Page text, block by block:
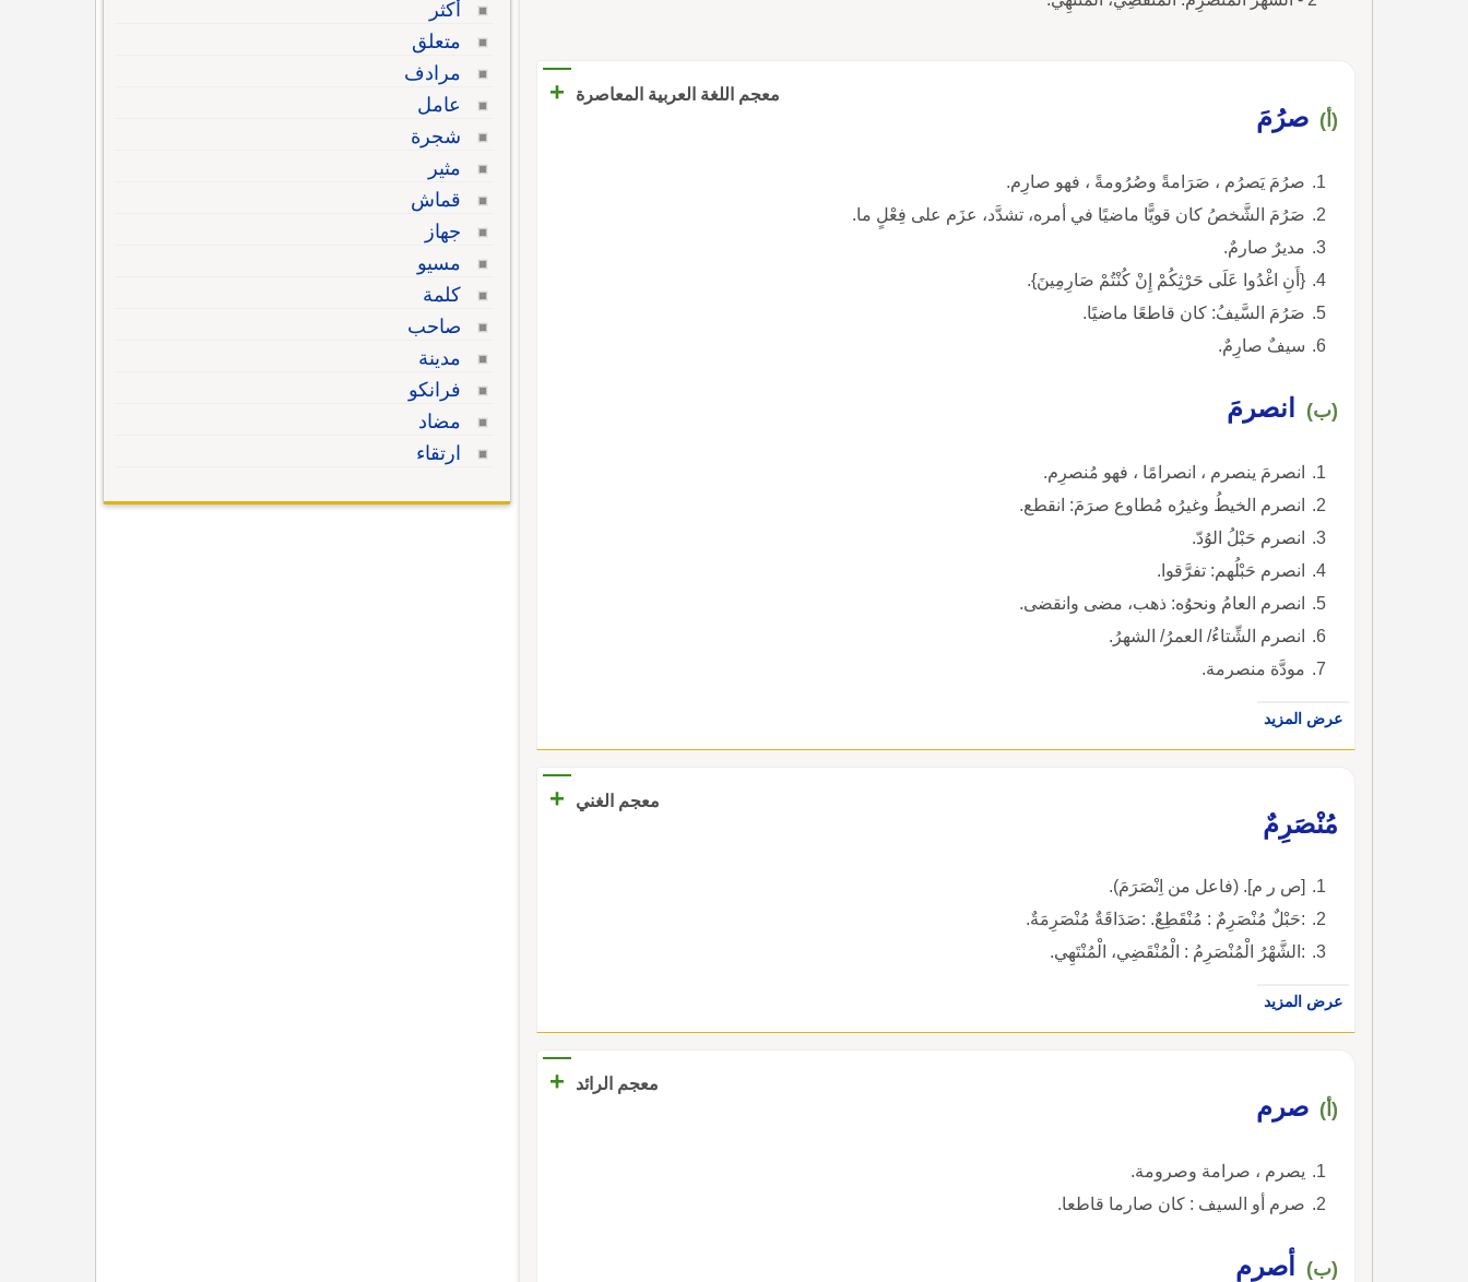
معجم اللغة العربية المعاصرة +
(أ) صرُمَ
صرُمَ يَصرُم ، صَرَامةً وصُرُومةً ، فهو صارِم.
صَرُمَ الشَّخصُ كان قويًّا ماضيًا في أمره، تشدَّد، عزَم على فِعْلٍ ما.
مديرٌ صارمٌ.
{أَنِ اغْدُوا عَلَى حَرْثِكُمْ إِنْ كُنْتُمْ صَارِمِينَ}.
صَرُمَ السَّيفُ: كان قاطعًا ماضيًا.
سيفٌ صارِمٌ.
(ب) انصرمَ
انصرمَ ينصرم ، انصرامًا ، فهو مُنصرِم.
انصرم الخيطُ وغيرُه مُطاوع صرَمَ: انقطع.
انصرم حَبْلُ الوُدّ.
انصرم حَبْلُهم: تفرَّقوا.
انصرم العامُ ونحوُه: ذهب، مضى وانقضى.
انصرم الشِّتاءُ/ العمرُ/ الشهرُ.
مودَّة منصرمة.
عرض المزيد
معجم الغني
+
مُنْصَرِمٌ
[ص ر م]. (فاعل من اِنْصَرَمَ).
:حَبْلٌ مُنْصَرِمٌ : مُنْقَطِعٌ. :صَدَاقَةٌ مُنْصَرِمَةٌ.
:الشَّهْرُ الْمُنْصَرِمُ : الْمُنْقَضِي، الْمُنْتَهِي.
عرض المزيد
معجم الرائد +
(أ) صرم
يصرم ، صرامة وصرومة.
صرم أو السيف : كان صارما قاطعا.
(ب) أصرم
أكثر
متعلق
مرادف
عامل
شجرة
مثير
قماش
جهاز
مسيو
كلمة
صاحب
مدينة
فرانكو
مضاد
ارتقاء